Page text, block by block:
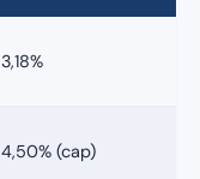
3,18%
4,50% (cap)